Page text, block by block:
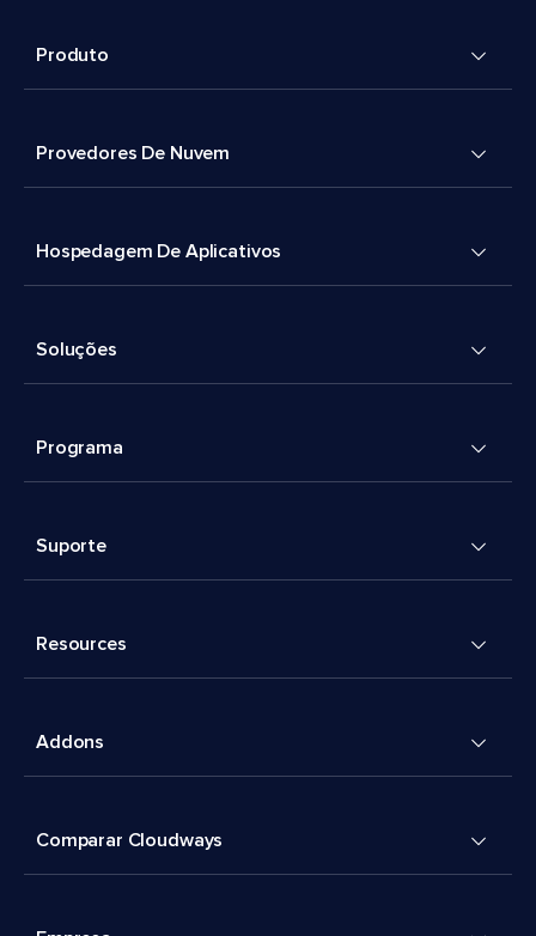
Produto
Provedores De Nuvem
Hospedagem De Aplicativos
Soluções
Programa
Suporte
Resources
Addons
Comparar Cloudways